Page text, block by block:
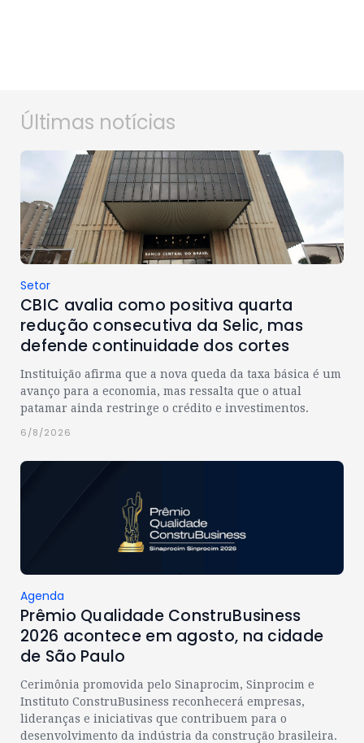
Últimas notícias
Setor
CBIC avalia como positiva quarta
redução consecutiva da Selic, mas
defende continuidade dos cortes
Instituição afirma que a nova queda da taxa básica é um
avanço para a economia, mas ressalta que o atual
patamar ainda restringe o crédito e investimentos.
6/8/2026
Agenda
Prêmio Qualidade ConstruBusiness
2026 acontece em agosto, na cidade
de São Paulo
Cerimônia promovida pelo Sinaprocim, Sinprocim e
Instituto ConstruBusiness reconhecerá empresas,
lideranças e iniciativas que contribuem para o
desenvolvimento da indústria da construção brasileira.